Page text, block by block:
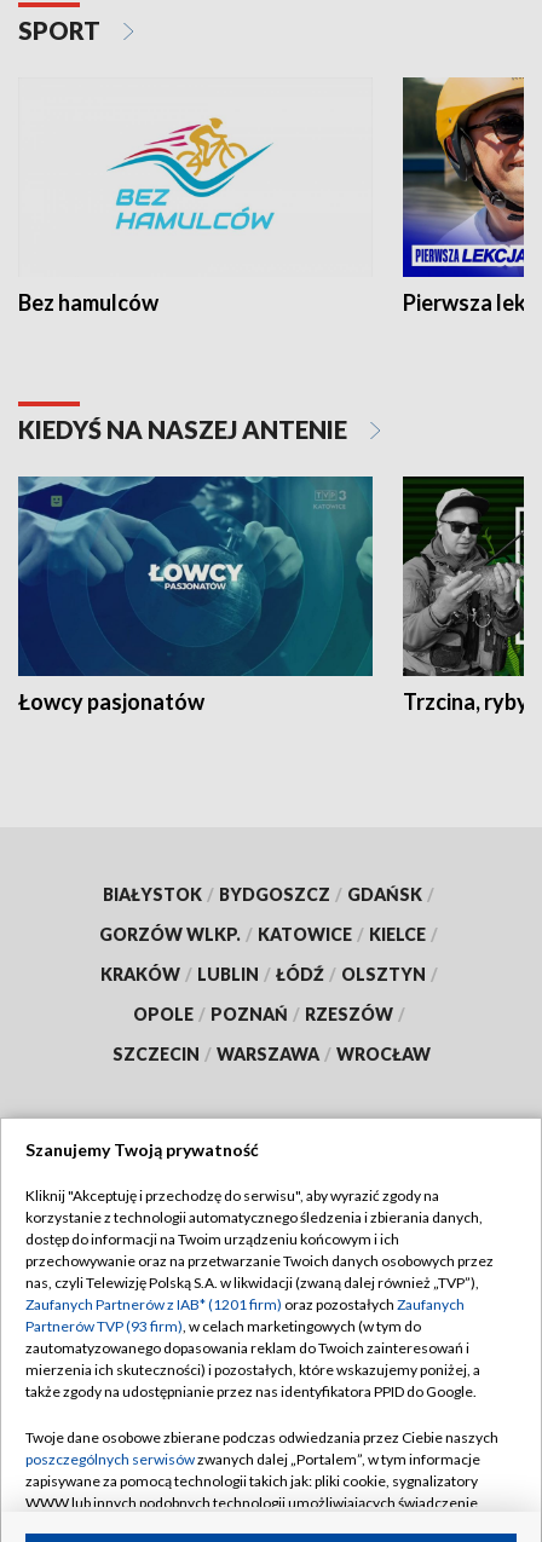
SPORT
Bez hamulców Pierwsza
KIEDYŚ NA NASZEJ ANTENIE
Łowcy pasjonatów Trzcina, ryby
BIAŁYSTOK / BYDGOSZCZ / GDAŃSK /
GORZÓW WLKP. / KATOWICE / KIELCE /
KRAKÓW / LUBLIN / ŁÓDŹ / OLSZTYN /
OPOLE / POZNAŃ / RZESZÓW /
SZCZECIN / WARSZAWA / WROCŁAW
TVP
Abonament TVP
Emisja w TVP
Centrum informacji TVP
Naziemna Telewizja Cyfrowa
Rada Programowa
System NOS
Informacje o nadawcy
Regulamin TVP
Polityka prywatności
Moje zgody
Pomoc
Kontakt
Szanujemy Twoją prywatność
Kliknij "Akceptuję i przechodzę do serwisu", aby wyrazić zgody na
korzystanie z technologii automatycznego śledzenia i zbierania danych,
dostęp do informacji na Twoim urządzeniu końcowym i ich
przechowywanie oraz na przetwarzanie Twoich danych osobowych przez
nas, czyli Telewizję Polską S.A. w likwidacji (zwaną dalej również „TVP”),
Zaufanych Partnerów z IAB* (1201 firm) oraz pozostałych Zaufanych
Partnerów TVP (93 firm), w celach marketingowych (w tym do
zautomatyzowanego dopasowania reklam do Twoich zainteresowań i
mierzenia ich skuteczności) i pozostałych, które wskazujemy poniżej, a
także zgody na udostępnianie przez nas identyfikatora PPID do Google.
Twoje dane osobowe zbierane podczas odwiedzania przez Ciebie naszych
poszczególnych serwisówzwanych dalej „Portalem”, w tym informacje
zapisywane za pomocą technologii takich jak: pliki cookie, sygnalizatory
WWW lub innych podobnych technologii umożliwiających świadczenie